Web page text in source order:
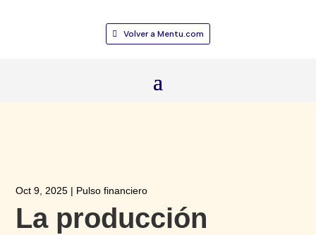
Volver a Mentu.com
Oct 9, 2025 | Pulso financiero
La producción